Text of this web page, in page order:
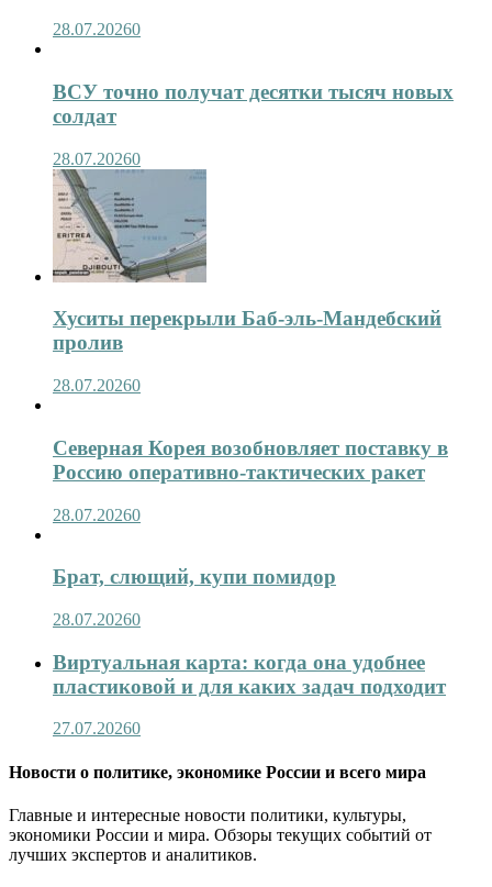
28.07.20260
ВСУ точно получат десятки тысяч новых
солдат
28.07.20260
Хуситы перекрыли Баб-эль-Мандебский
пролив
28.07.20260
Северная Корея возобновляет поставку в
Россию оперативно-тактических ракет
28.07.20260
Брат, слющий, купи помидор
28.07.20260
Виртуальная карта: когда она удобнее
пластиковой и для каких задач подходит
27.07.20260
Новости о политике, экономике России и всего мира
Главные и интересные новости политики, культуры,
экономики России и мира. Обзоры текущих событий от
лучших экспертов и аналитиков.